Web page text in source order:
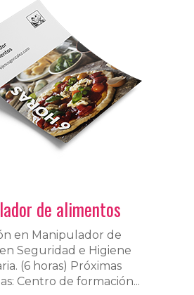
de alimentos
en Manipulador de
Seguridad e Higiene
(6 horas) Próximas
Centro de formación...